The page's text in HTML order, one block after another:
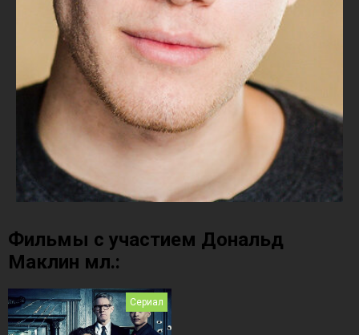
Фильмы с участием Дональд
Маклин мл.:
Сериал